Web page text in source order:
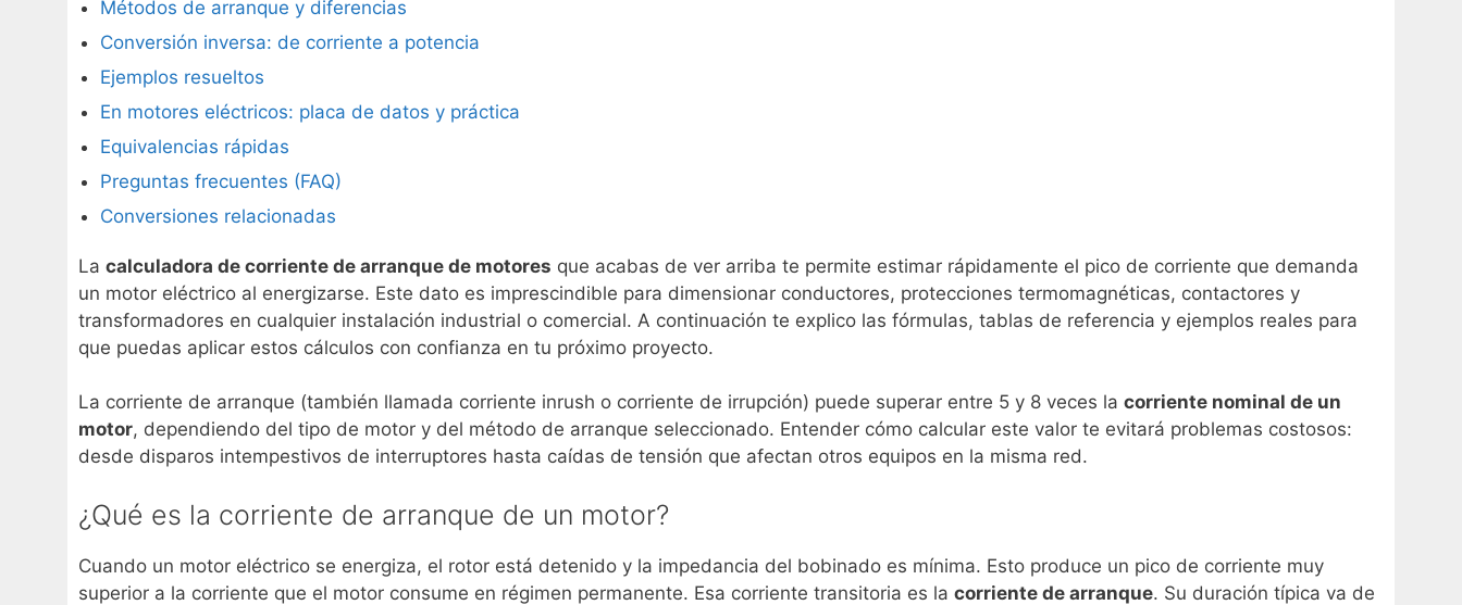
Métodos de arranque y diferencias
Conversión inversa: de corriente a potencia
Ejemplos resueltos
En motores eléctricos: placa de datos y práctica
Equivalencias rápidas
Preguntas frecuentes (FAQ)
Conversiones relacionadas
La calculadora de corriente de arranque de motores que acabas de ver arriba te permite estimar rápidamente el pico de corriente que demanda
un motor eléctrico al energizarse. Este dato es imprescindible para dimensionar conductores, protecciones termomagnéticas, contactores y
transformadores en cualquier instalación industrial o comercial. A continuación te explico las fórmulas, tablas de referencia y ejemplos reales para
que puedas aplicar estos cálculos con confianza en tu próximo proyecto.
La corriente de arranque (también llamada corriente inrush o corriente de irrupción) puede superar entre 5 y 8 veces la corriente nominal de un
motor, dependiendo del tipo de motor y del método de arranque seleccionado. Entender cómo calcular este valor te evitará problemas costosos:
desde disparos intempestivos de interruptores hasta caídas de tensión que afectan otros equipos en la misma red.
¿Qué es la corriente de arranque de un motor?
Cuando un motor eléctrico se energiza, el rotor está detenido y la impedancia del bobinado es mínima. Esto produce un pico de corriente muy
superior a la corriente que el motor consume en régimen permanente. Esa corriente transitoria es la corriente de arranque. Su duración típica va de